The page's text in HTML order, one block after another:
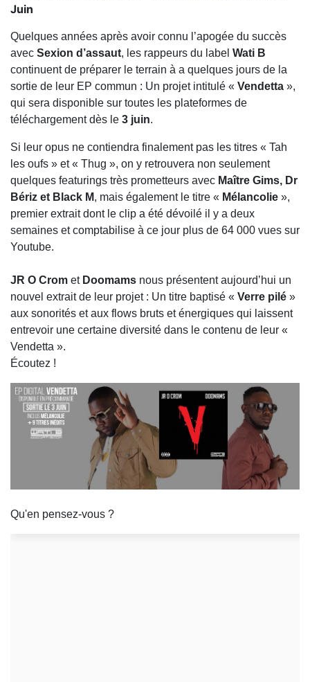
Juin
Quelques années après avoir connu l’apogée du succès
avec Sexion d’assaut, les rappeurs du label Wati B
continuent de préparer le terrain à a quelques jours de la
sortie de leur EP commun : Un projet intitulé « Vendetta »,
qui sera disponible sur toutes les plateformes de
téléchargement dès le 3 juin.
Si leur opus ne contiendra finalement pas les titres « Tah
les oufs » et « Thug », on y retrouvera non seulement
quelques featurings très prometteurs avec Maître Gims, Dr
Bériz et Black M, mais également le titre « Mélancolie »,
premier extrait dont le clip a été dévoilé il y a deux
semaines et comptabilise à ce jour plus de 64 000 vues sur
Youtube.
JR O Crom et Doomams nous présentent aujourd’hui un
nouvel extrait de leur projet : Un titre baptisé « Verre pilé »
aux sonorités et aux flows bruts et énergiques qui laissent
entrevoir une certaine diversité dans le contenu de leur «
Vendetta ».
Écoutez !
Qu'en pensez-vous ?